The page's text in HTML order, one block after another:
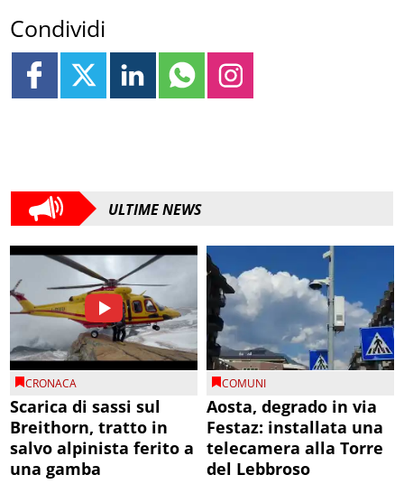
Condividi
ULTIME NEWS
CRONACA
Scarica di sassi sul
Breithorn, tratto in
salvo alpinista ferito a
una gamba
COMUNI
Aosta, degrado in via
Festaz: installata una
telecamera alla Torre
del Lebbroso